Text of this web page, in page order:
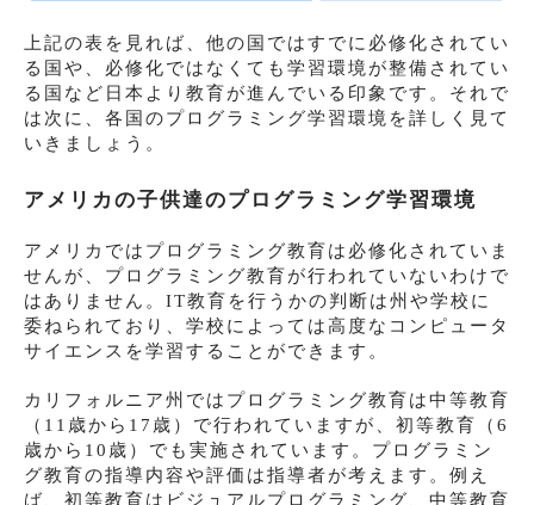
上記の表を見れば、他の国ではすでに必修化されてい
る国や、必修化ではなくても学習環境が整備されてい
る国など日本より教育が進んでいる印象です。それで
は次に、各国のプログラミング学習環境を詳しく見て
いきましょう。
アメリカの子供達のプログラミング学習環境
アメリカではプログラミング教育は必修化されていま
せんが、プログラミング教育が行われていないわけで
はありません。IT教育を行うかの判断は州や学校に
委ねられており、学校によっては高度なコンピュータ
サイエンスを学習することができます。
カリフォルニア州ではプログラミング教育は中等教育
（11歳から17歳）で行われていますが、初等教育（6
歳から10歳）でも実施されています。プログラミン
グ教育の指導内容や評価は指導者が考えます。例え
ば、初等教育はビジュアルプログラミング、中等教育